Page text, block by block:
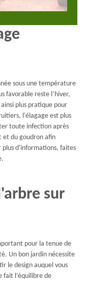
sous une température
favorable reste l’hiver,
plus pratique pour
l'élagage est plus
toute infection après
et du goudron afin
plus d'informations, faites
sur
pour la tenue de
Un bon jardin nécessite
le design auquel vous
fait l’équilibre de